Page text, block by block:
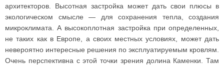
архитекторов. Высотная застройка может дать свои плюсы в
экологическом смысле — для сохранения тепла, создания
микроклимата. А высокоплотная застройка при определенных,
не таких как в Европе, а своих местных условиях, может дать
невероятно интересные решения по эксплуатируемым кровлям.
Очень перспективна с этой точки зрения долина Каменки. Там